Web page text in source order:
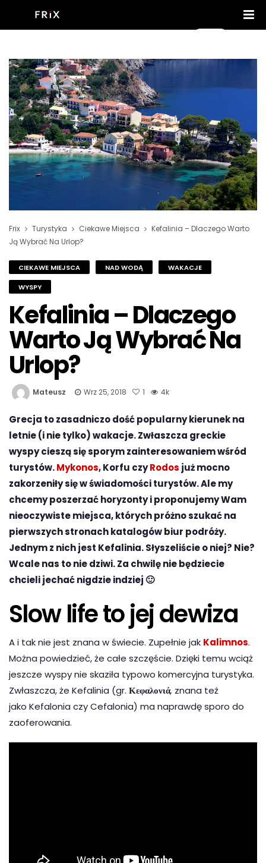
Frix Turystyka Ciekawe Miejsca
Kefalinia – Dlaczego Warto
Ją Wybrać Na Urlop?
CIEKAWE MIEJSCA NAD WODĄ WAKACJE
WYSPY
Kefalinia – Dlaczego
Warto Ją Wybrać Na
Urlop?
Mateusz Wrz 25, 2018 1 4k
Grecja to zasadniczo dość popularny kierunek na
letnie (i nie tylko) wakacje. Zwłaszcza greckie
wyspy cieszą się sporym zainteresowaniem wśród
turystów.Mykonos, Korfu czyRodos już mocno
zakorzeniły się w świadomości turystów. Ale my
chcemy poszerzać horyzonty i proponujemy Wam
nieoczywiste miejsca, których próżno szukać na
pierwszych stronach katalogów biur podróży.
Jednym z nich jest Kefalinia. Słyszeliście o niej? Nie?
Wcale nas to nie dziwi. Za chwilę nie będziecie
chcieli jechać nigdzie indziej 🙂
Slow life to jej dewiza
A i tak nie jest znana w świecie. Zupełnie jak Kalimnos.
Można powiedzieć, że całe szczęście. Dzięki temu wciąż
jeszcze wyspy nie skaziła typowo komercyjna turystyka.
Zwłaszcza, że Kefalinia (gr. Κεφαλονιά, znana też
jako Kefalonia czy Cefalonia) ma naprawdę sporo do
zaoferowania.